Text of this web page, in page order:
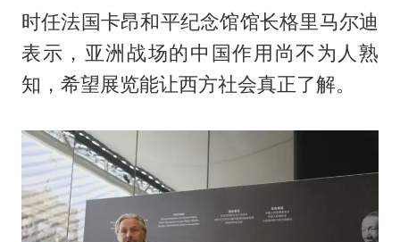
时任法国卡昂和平纪念馆馆长格里马尔迪
表示，亚洲战场的中国作用尚不为人熟
知，希望展览能让西方社会真正了解。